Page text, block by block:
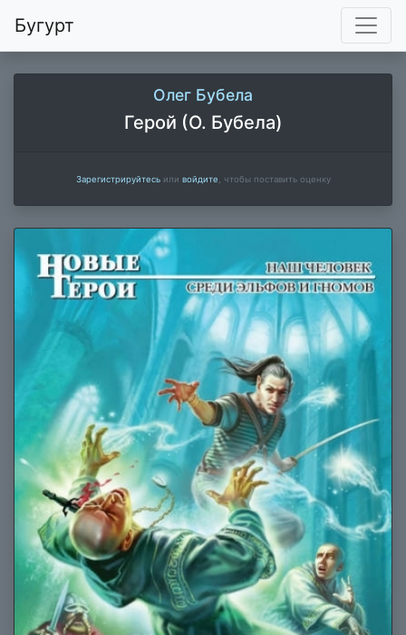
Бугурт
Олег Бубела
Герой (О. Бубела)
Зарегистрируйтесьили войдите , чтобы поставить оценку